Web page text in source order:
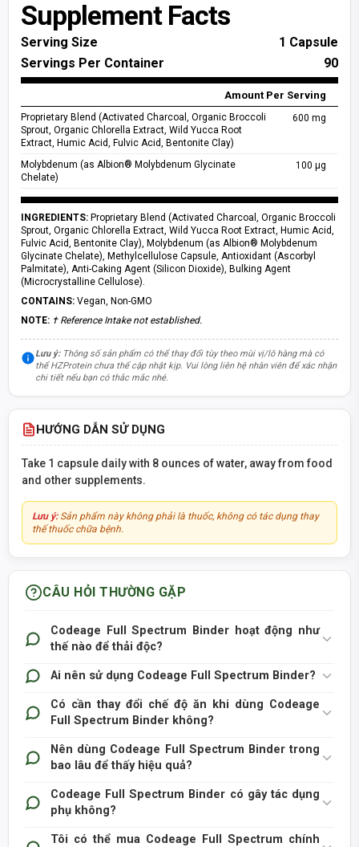
Vị Cherry
Combo Abe Lon + Shaker
ĐƠN TRÊN 2 TRIỆU
Combo Abe Lon + Shaker
Vị Cherry/Shaker 500ml ĐƠN TRÊN 2 TRIỆU
Dừa Tắc/Shaker 500ml ĐƠN TRÊN 2 TRIỆU
Supplement Facts
Serving Size
1 Capsule
Servings Per Container
90
Amount Per Serving
Proprietary Blend (Activated Charcoal, Organic Broccoli
Sprout, Organic Chlorella Extract, Wild Yucca Root
Extract, Humic Acid, Fulvic Acid, Bentonite Clay)
600 mg
Molybdenum (as Albion® Molybdenum Glycinate
Chelate)
100 µg
INGREDIENTS: Proprietary Blend (Activated Charcoal, Organic Broccoli
Sprout, Organic Chlorella Extract, Wild Yucca Root Extract, Humic Acid,
Fulvic Acid, Bentonite Clay), Molybdenum (as Albion® Molybdenum
Glycinate Chelate), Methylcellulose Capsule, Antioxidant (Ascorbyl
Palmitate), Anti-Caking Agent (Silicon Dioxide), Bulking Agent
(Microcrystalline Cellulose).
CONTAINS: Vegan, Non-GMO
NOTE: † Reference Intake not established.
Lưu ý:Thông số sản phẩm có thể thay đổi tùy theo mùi vị/lô hàng mà có
thể HZProtein chưa thể cập nhật kịp. Vui lòng liên hệ nhân viên để xác nhận
chi tiết nếu bạn có thắc mắc nhé.
HƯỚNG DẪN SỬ DỤNG
Take 1 capsule daily with 8 ounces of water, away from food
and other supplements.
Lưu ý: Sản phẩm này không phải là thuốc, không có tác dụng thay
thế thuốc chữa bệnh.
CÂU HỎI THƯỜNG GẶP
Codeage Full Spectrum Binder hoạt động như
thế nào để thải độc?
Ai nên sử dụng Codeage Full Spectrum Binder?
Có cần thay đổi chế độ ăn khi dùng Codeage
Full Spectrum Binder không?
Nên dùng Codeage Full Spectrum Binder trong
bao lâu để thấy hiệu quả?
Codeage Full Spectrum Binder có gây tác dụng
phụ không?
Tôi có thể mua Codeage Full Spectrum chính